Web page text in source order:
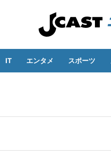
IT エンタメ スポーツ